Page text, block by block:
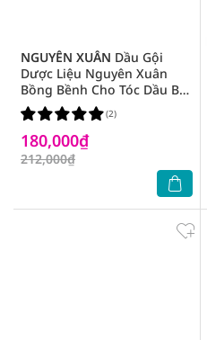
NGUYÊN XUÂN Dầu Gội
Dược Liệu Nguyên Xuân
Bồng Bềnh Cho Tóc Dầu Bết
450ml
180,000₫
212,000₫
(2)